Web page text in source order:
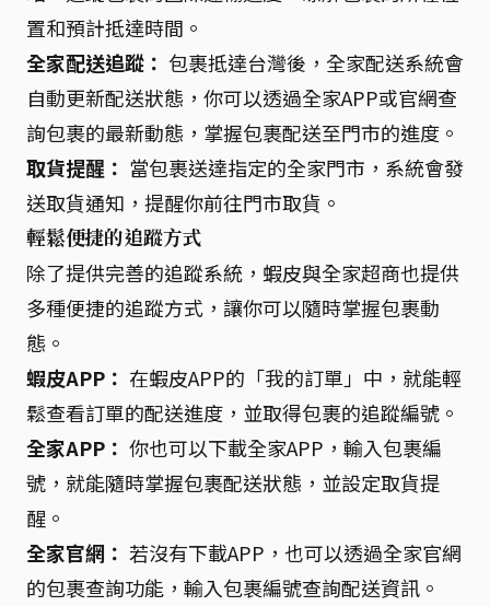
置和預計抵達時間。
全家配送追蹤： 包裹抵達台灣後，全家配送系統會
自動更新配送狀態，你可以透過全家APP或官網查
詢包裹的最新動態，掌握包裹配送至門市的進度。
取貨提醒： 當包裹送達指定的全家門市，系統會發
送取貨通知，提醒你前往門市取貨。
輕鬆便捷的追蹤方式
除了提供完善的追蹤系統，蝦皮與全家超商也提供
多種便捷的追蹤方式，讓你可以隨時掌握包裹動
態。
蝦皮APP： 在蝦皮APP的「我的訂單」中，就能輕
鬆查看訂單的配送進度，並取得包裹的追蹤編號。
全家APP： 你也可以下載全家APP，輸入包裹編
號，就能隨時掌握包裹配送狀態，並設定取貨提
醒。
全家官網： 若沒有下載APP，也可以透過全家官網
的包裹查詢功能，輸入包裹編號查詢配送資訊。